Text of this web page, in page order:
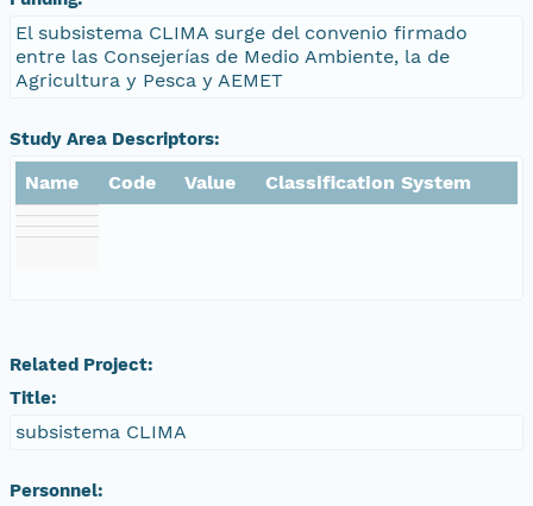
El subsistema CLIMA surge del convenio firmado
entre las Consejerías de Medio Ambiente, la de
Agricultura y Pesca y AEMET
Study Area Descriptors:
Name Code Value Classification System
Related Project:
Title:
subsistema CLIMA
Personnel: